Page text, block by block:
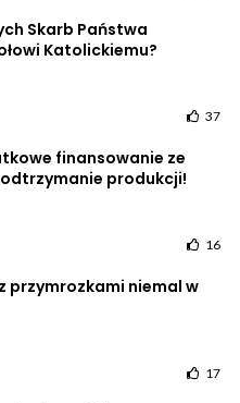
Skarb Państwa
Katolickiemu?
37
finansowanie ze
produkcji!
16
przymrozkami niemal w
17